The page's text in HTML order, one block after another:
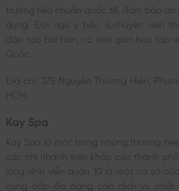
trường tiêu chuẩn quốc tế, đảm bảo an
dụng. Đội ngũ y bác sĩ,chuyên viên
đào tạo bài bản, có thời gian học tập
Quốc.
Địa chỉ: 375 Nguyễn Thượng Hiền,
HCM
Kay Spa
Kay Spa là một trong những thương
các chi nhánh trên khắp các thành
lông vĩnh viễn quận 10 là một cơ sở
cung cấp đa dạng các dịch vụ chất